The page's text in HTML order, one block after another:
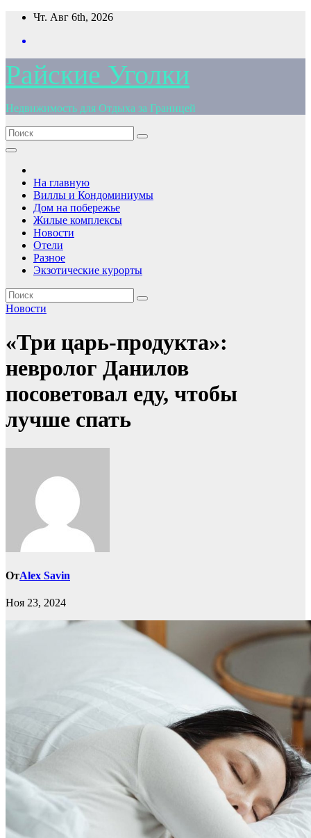
Перейти
содержимому
Чт. Авг 6th, 2026
Райские Уголки
Недвижимость для Отдыха за Границей
На главную
Виллы и Кондоминиумы
Дом на побережье
Жилые комплексы
Новости
Отели
Разное
Экзотические курорты
Новости
«Три царь-продукта»:
невролог Данилов
посоветовал еду, чтобы
лучше спать
ОтAlex Savin
Ноя 23, 2024